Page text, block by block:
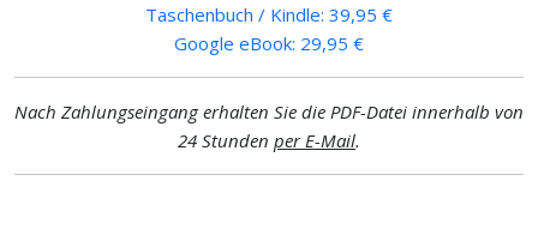
Taschenbuch / Kindle: 39,95 €
Google eBook: 29,95 €
Nach Zahlungseingang erhalten Sie die PDF-Datei innerhalb von
24 Stunden per E-Mail.